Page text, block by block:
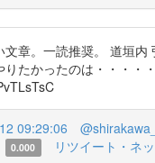
文章。一読推奨。 道垣内
たかったのは・・・・・
09:29:06
0.000 リツイート・ネ